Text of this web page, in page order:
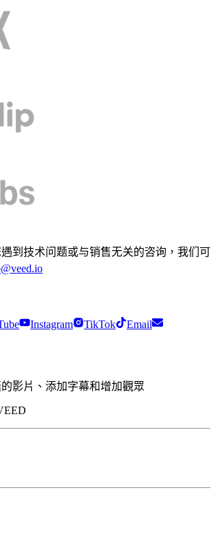
到技术问题或与销售无关的咨询，我们可
Instagram TikTok Email
影片、添加字幕和增加觀眾